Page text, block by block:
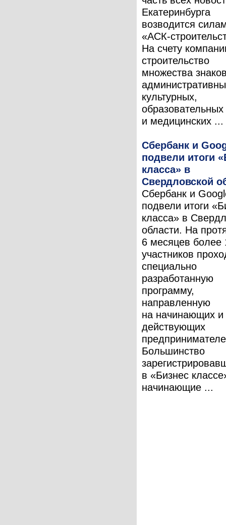
Екатеринбурга
возводится
«АСК-
На счету
строительство
множества
культурных,
образовательных
и медицинских ...
Сбербанк и
подвели итоги
класса» в
Свердловской
Сбербанк и
подвели итоги
класса» в
области. На
6 месяцев более
участников
специально
разработанную
программу,
направленную
на начинающих и
действующих
Большинство
в «Бизнес
начинающие ...